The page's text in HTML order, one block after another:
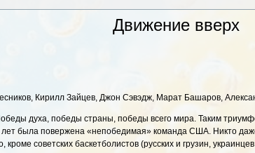
Движение вверх
Кирилл Зайцев, Джон Сэвэдж, Марат Башаров,
духа, победы страны, победы всего мира. Таким
была повержена «непобедимая» команда США. Никто
советских баскетболистов (русских и грузин,